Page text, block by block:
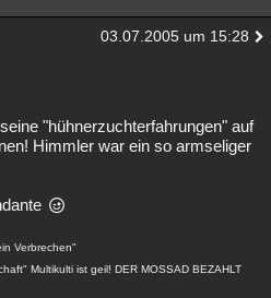
03.07.2005 um 15:28
"hühnerzuchterfahrungen" auf
Himmler war ein so armseliger
Verbrechen"
Multikulti ist geil! DER MOSSAD BEZAHLT